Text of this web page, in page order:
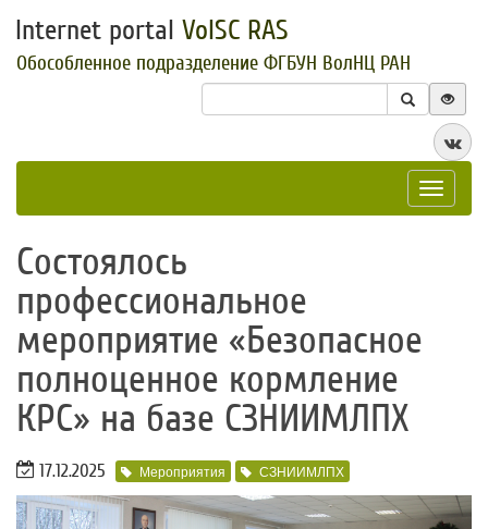
Internet portal VolSC RAS
Обособленное подразделение ФГБУН ВолНЦ РАН
Toggle
​Состоялось
профессиональное
мероприятие «Безопасное
полноценное кормление
КРС» на базе СЗНИИМЛПХ
17.12.2025 Мероприятия СЗНИИМЛПХ